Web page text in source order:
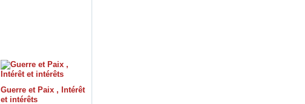
Guerre et Paix , Intérêt
et intérêts